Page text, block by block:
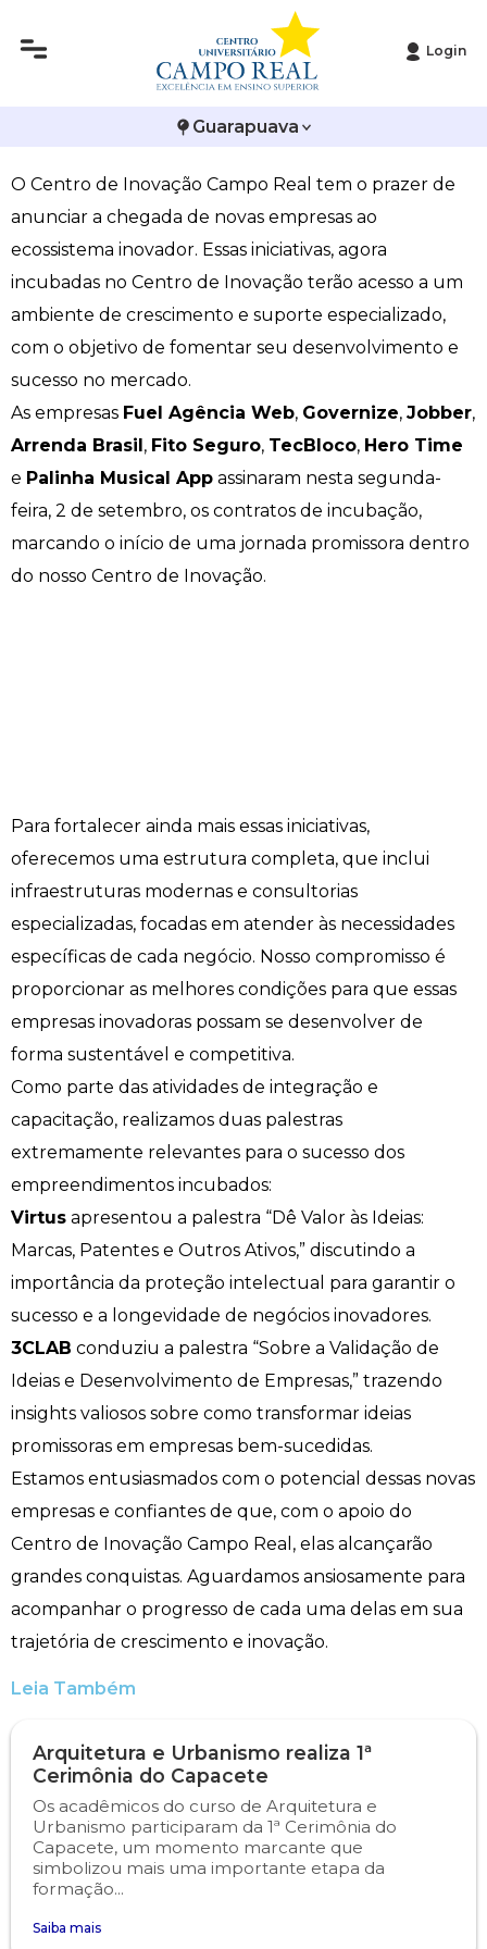
Login
Guarapuava
Centro de Inovação dá boas-vindas às empresas
O Centro de Inovação Campo Real tem o prazer de
anunciar a chegada de novas empresas ao
ecossistema inovador. Essas iniciativas, agora
incubadas no Centro de Inovação terão acesso a um
ambiente de crescimento e suporte especializado,
com o objetivo de fomentar seu desenvolvimento e
sucesso no mercado.
As empresas Fuel Agência Web, Governize, Jobber,
Arrenda Brasil, Fito Seguro, TecBloco, Hero Time
e Palinha Musical App assinaram nesta segunda-
feira, 2 de setembro, os contratos de incubação,
marcando o início de uma jornada promissora dentro
do nosso Centro de Inovação.
Para fortalecer ainda mais essas iniciativas,
oferecemos uma estrutura completa, que inclui
infraestruturas modernas e consultorias
especializadas, focadas em atender às necessidades
específicas de cada negócio. Nosso compromisso é
proporcionar as melhores condições para que essas
empresas inovadoras possam se desenvolver de
forma sustentável e competitiva.
Como parte das atividades de integração e
capacitação, realizamos duas palestras
extremamente relevantes para o sucesso dos
empreendimentos incubados:
Virtus apresentou a palestra “Dê Valor às Ideias:
Marcas, Patentes e Outros Ativos,” discutindo a
importância da proteção intelectual para garantir o
sucesso e a longevidade de negócios inovadores.
3CLAB conduziu a palestra “Sobre a Validação de
Ideias e Desenvolvimento de Empresas,” trazendo
insights valiosos sobre como transformar ideias
promissoras em empresas bem-sucedidas.
Estamos entusiasmados com o potencial dessas novas
empresas e confiantes de que, com o apoio do
Centro de Inovação Campo Real, elas alcançarão
grandes conquistas. Aguardamos ansiosamente para
acompanhar o progresso de cada uma delas em sua
trajetória de crescimento e inovação.
Leia Também
Arquitetura e Urbanismo realiza 1ª
Cerimônia do Capacete
Os acadêmicos do curso de Arquitetura e
Urbanismo participaram da 1ª Cerimônia do
Capacete, um momento marcante que
simbolizou mais uma importante etapa da
formação...
Saiba mais
Infraestrutura
Editais
Publicações Institucionais
Arquitetura e Urbanismo
Biomedicina
Ciências Contábeis
Direito
Enfermagem
Engenharia Agronômica
Engenharia Civil
Engenharia de Software
Engenharia Elétrica
Medicina Veterinária
Nutrição
Odontologia
Psicologia
Publicidade e Propaganda
Vestibular de Inverno
Vestibular de Medicina
2ª Via de Boleto
Atestado de Matrícula
Atividades Complementares e Sociais
Biblioteca
Calendário Acadêmico
Calendário de Provas
Carteirinha de Estudante
Central de Estágios - TCC
Ensalamento
Horário de Aulas
Núcleo de Apoio Psicopedagógico
Ouvidoria
Plano de Ensino
Segunda Chamada
Seguro Escolar
Sapien
Simulado Preparatório
Avalie a Campo Real
Bolsas e Incentivos
CPA
COLAP
Comissão de Ética no Uso de Animais
Comitê de Ética em Pesquisa
Diploma Digital
Educação em Direitos Humanos
Editais
Extensão
Portal do Egresso
Portal do RH
Programa de Monitoria
Publicações Científicas
Revistas Campo Real
WhatsApp Campo Real